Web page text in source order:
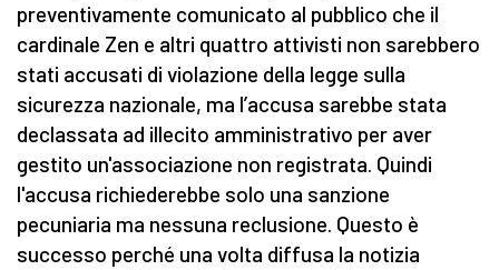
preventivamente comunicato al pubblico che il
cardinale Zen e altri quattro attivisti non sarebbero
stati accusati di violazione della legge sulla
sicurezza nazionale, ma l’accusa sarebbe stata
declassata ad illecito amministrativo per aver
gestito un'associazione non registrata. Quindi
l'accusa richiederebbe solo una sanzione
pecuniaria ma nessuna reclusione. Questo è
successo perché una volta diffusa la notizia